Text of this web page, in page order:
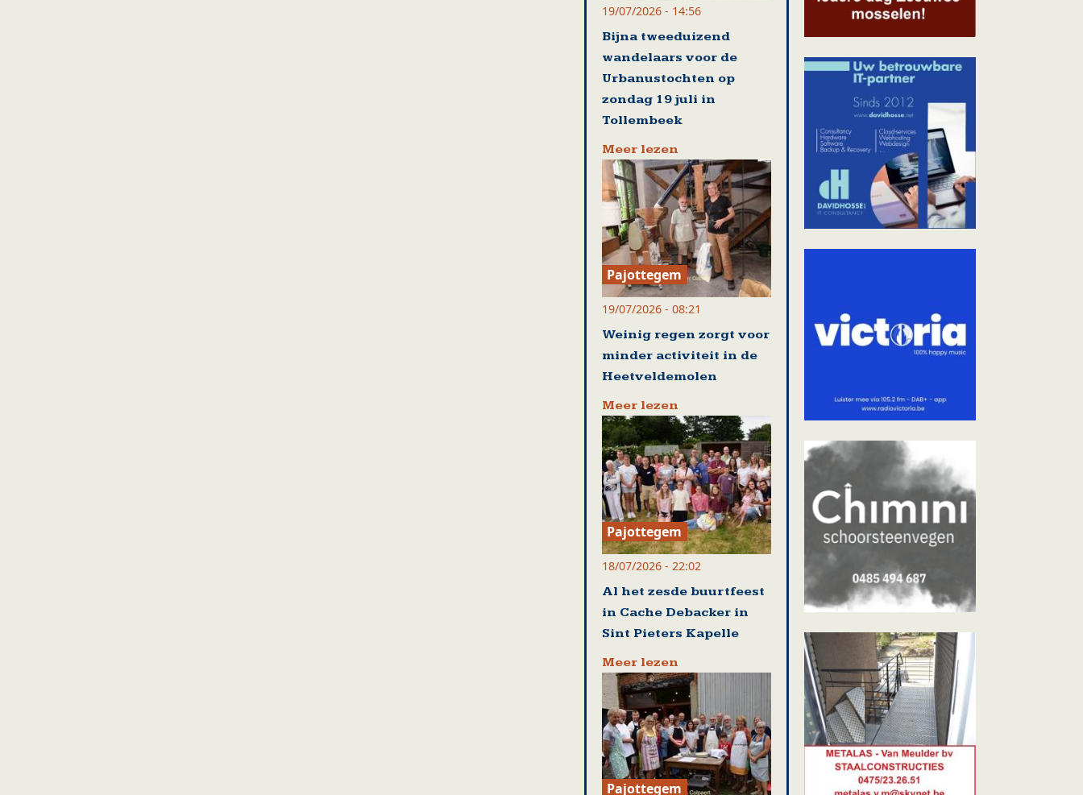
19/07/2026 - 14:56
Bijna tweeduizend
wandelaars voor de
Urbanustochten op
zondag 19 juli in
Tollembeek
Meer lezen
Pajottegem
19/07/2026 - 08:21
Weinig regen zorgt voor
minder activiteit in de
Heetveldemolen
Meer lezen
Pajottegem
18/07/2026 - 22:02
Al het zesde buurtfeest
in Cache Debacker in
Sint Pieters Kapelle
Meer lezen
Pajottegem